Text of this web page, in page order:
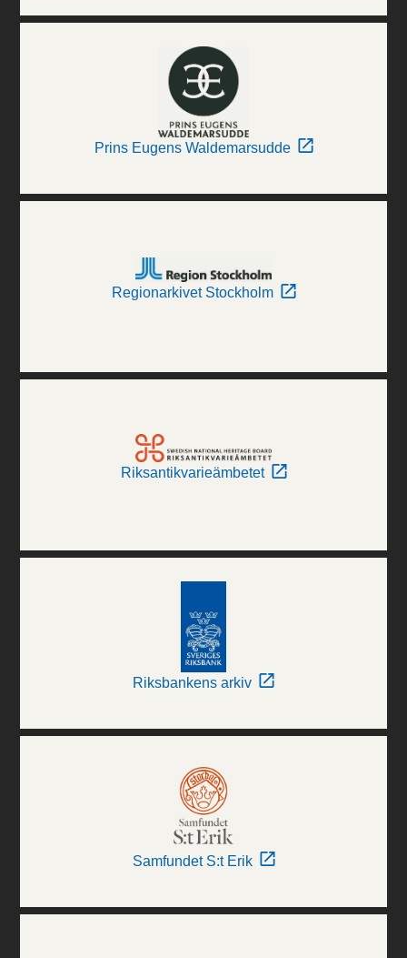
Prins Eugens Waldemarsudde
Regionarkivet Stockholm
Riksantikvarieämbetet
Riksbankens arkiv
Samfundet S:t Erik